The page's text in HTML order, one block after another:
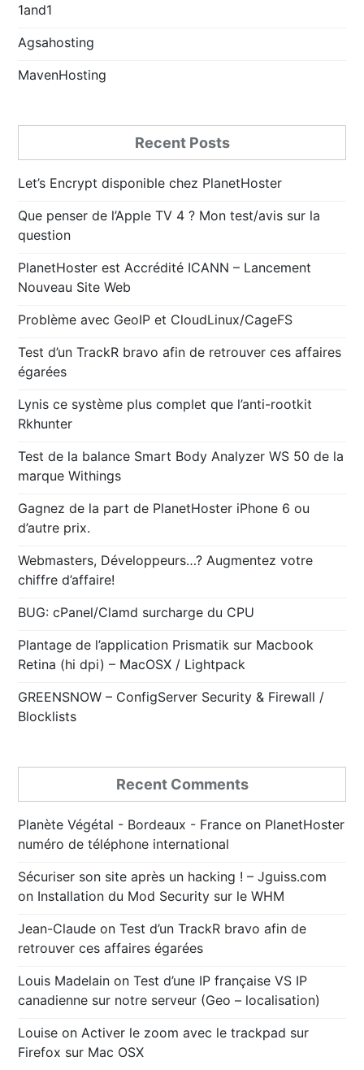
1and1
Agsahosting
MavenHosting
Recent Posts
Let’s Encrypt disponible chez PlanetHoster
Que penser de l’Apple TV 4 ? Mon test/avis sur la
question
PlanetHoster est Accrédité ICANN – Lancement
Nouveau Site Web
Problème avec GeoIP et CloudLinux/CageFS
Test d’un TrackR bravo afin de retrouver ces affaires
égarées
Lynis ce système plus complet que l’anti-rootkit
Rkhunter
Test de la balance Smart Body Analyzer WS 50 de la
marque Withings
Gagnez de la part de PlanetHoster iPhone 6 ou
d’autre prix.
Webmasters, Développeurs…? Augmentez votre
chiffre d’affaire!
BUG: cPanel/Clamd surcharge du CPU
Plantage de l’application Prismatik sur Macbook
Retina (hi dpi) – MacOSX / Lightpack
GREENSNOW – ConfigServer Security & Firewall /
Blocklists
Recent Comments
Planète Végétal - Bordeaux - France on PlanetHoster
numéro de téléphone international
Sécuriser son site après un hacking ! – Jguiss.com
on Installation du Mod Security sur le WHM
Jean-Claude onTest d’un TrackR bravo afin de
retrouver ces affaires égarées
Louis Madelain onTest d’une IP française VS IP
canadienne sur notre serveur (Geo – localisation)
Louise on Activer le zoom avec le trackpad sur
Firefox sur Mac OSX